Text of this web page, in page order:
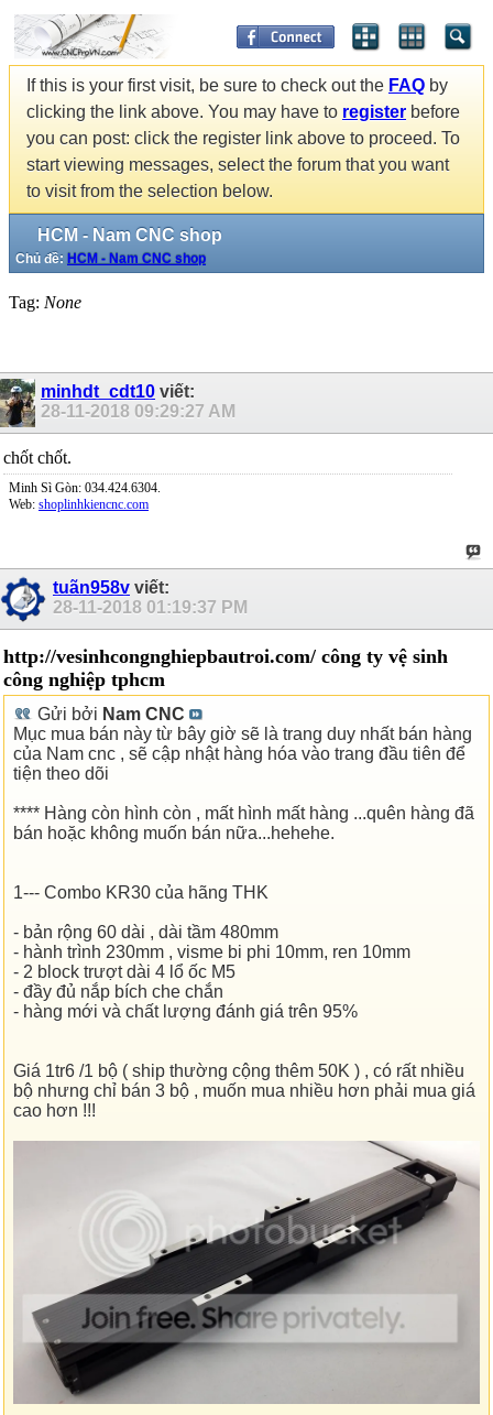
If this is your first visit, be sure to check out the FAQ by
clicking the link above. You may have to register before
you can post: click the register link above to proceed. To
start viewing messages, select the forum that you want
to visit from the selection below.
HCM - Nam CNC shop
Chủ đề: HCM - Nam CNC shop
Tag: None
minhdt_cdt10 viết:
28-11-2018 09:29:27 AM
chốt chốt.
Minh Sì Gòn: 034.424.6304.
Web: shoplinhkiencnc.com
tuãn958v viết:
28-11-2018 01:19:37 PM
http://vesinhcongnghiepbautroi.com/ công ty vệ sinh
công nghiệp tphcm
Gửi bởi Nam CNC
Mục mua bán này từ bây giờ sẽ là trang duy nhất bán hàng
của Nam cnc , sẽ cập nhật hàng hóa vào trang đầu tiên để
tiện theo dõi
**** Hàng còn hình còn , mất hình mất hàng ...quên hàng đã
bán hoặc không muốn bán nữa...hehehe.
1--- Combo KR30 của hãng THK
- bản rộng 60 dài , dài tầm 480mm
- hành trình 230mm , visme bi phi 10mm, ren 10mm
- 2 block trượt dài 4 lổ ốc M5
- đầy đủ nắp bích che chắn
- hàng mới và chất lượng đánh giá trên 95%
Giá 1tr6 /1 bộ ( ship thường cộng thêm 50K ) , có rất nhiều
bộ nhưng chỉ bán 3 bộ , muốn mua nhiều hơn phải mua giá
cao hơn !!!